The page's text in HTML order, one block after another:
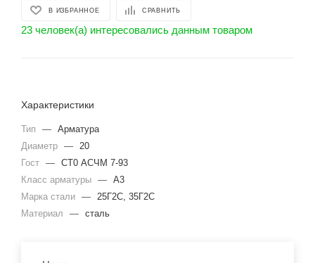
В ИЗБРАННОЕ СРАВНИТЬ
23 человек(а) интересовались данным товаром
Характеристики
Тип — Арматура
Диаметр — 20
Гост — СТ0 АСЧМ 7-93
Класс арматуры — А3
Марка стали — 25Г2С, 35Г2С
Материал
— сталь